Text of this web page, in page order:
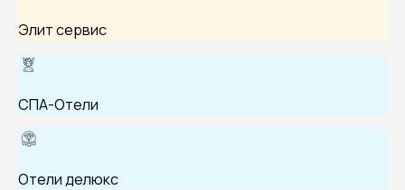
Элит сервис
СПА-Отели
Отели делюкс